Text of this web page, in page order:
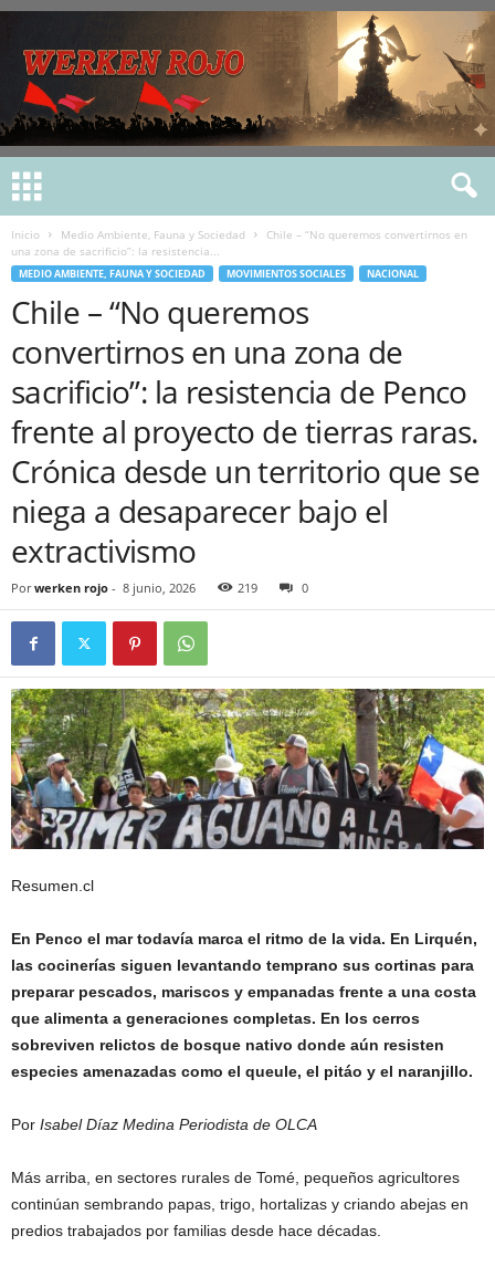
Inicio Medio Ambiente, Fauna y Sociedad
Chile – “No queremos convertirnos en
una zona de sacrificio”: la resistencia...
MEDIO AMBIENTE, FAUNA Y SOCIEDAD MOVIMIENTOS SOCIALES NACIONAL
Chile – “No queremos
convertirnos en una zona de
sacrificio”: la resistencia de Penco
frente al proyecto de tierras raras.
Crónica desde un territorio que se
niega a desaparecer bajo el
extractivismo
Por werken rojo - 8 junio, 2026 219 0
Resumen.cl
En Penco el mar todavía marca el ritmo de la vida. En Lirquén,
las cocinerías siguen levantando temprano sus cortinas para
preparar pescados, mariscos y empanadas frente a una costa
que alimenta a generaciones completas. En los cerros
sobreviven relictos de bosque nativo donde aún resisten
especies amenazadas como el queule, el pitáo y el naranjillo.
Por Isabel Díaz Medina Periodista de OLCA
Más arriba, en sectores rurales de Tomé, pequeños agricultores
continúan sembrando papas, trigo, hortalizas y criando abejas en
predios trabajados por familias desde hace décadas.